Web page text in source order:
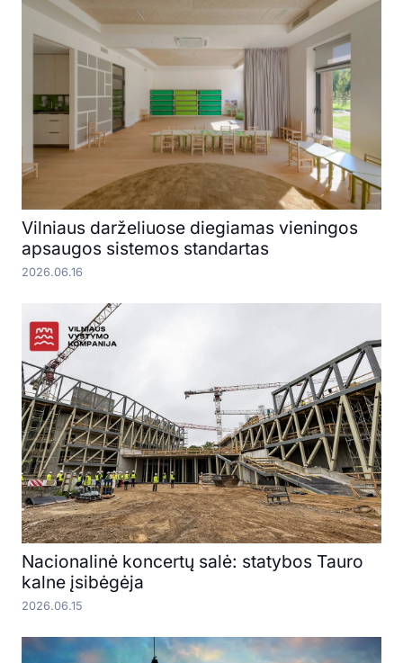
Vilniaus darželiuose diegiamas vieningos
apsaugos sistemos standartas
2026.06.16
Nacionalinė koncertų salė: statybos Tauro
kalne įsibėgėja
2026.06.15